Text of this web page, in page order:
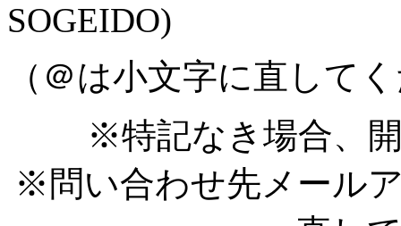
SOGEIDO)
（＠は小文字に直して
※特記なき場合、
※問い合わせ先メール